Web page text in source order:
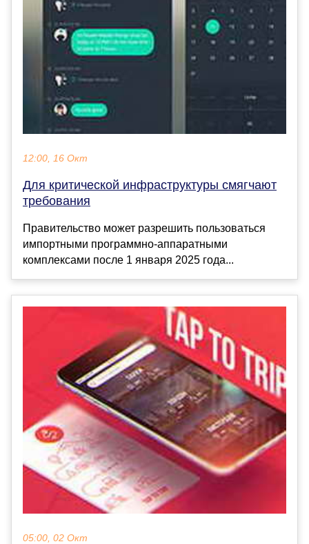
12:00, 16 Окт
Для критической инфраструктуры смягчают
требования
Правительство может разрешить пользоваться
импортными программно-аппаратными
комплексами после 1 января 2025 года...
05:00, 02 Окт